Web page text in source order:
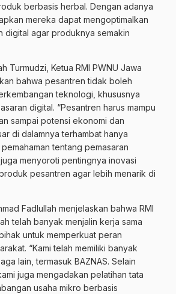
berbasis herbal. Dengan adanya
mereka dapat mengoptimalkan
digital agar produknya semakin
Turmudzi, Ketua RMI PWNU Jawa
bahwa pesantren tidak boleh
teknologi, khususnya
digital. “Pesantren harus mampu
sampai potensi ekonomi dan
di dalamnya terhambat hanya
tentang pemasaran
menyoroti pentingnya inovasi
pesantren agar lebih menarik di
Fadlullah menjelaskan bahwa RMI
telah banyak menjalin kerja sama
untuk memperkuat peran
“Kami telah memiliki banyak
lain, termasuk BAZNAS. Selain
juga mengadakan pelatihan tata
usaha mikro berbasis